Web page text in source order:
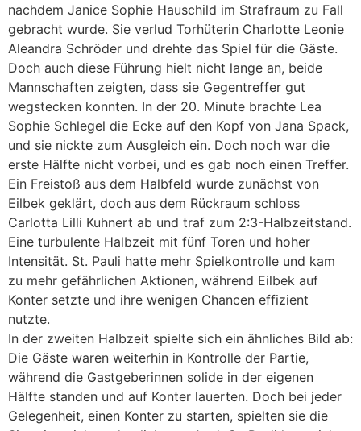
nachdem Janice Sophie Hauschild im Strafraum zu Fall
gebracht wurde. Sie verlud Torhüterin Charlotte Leonie
Aleandra Schröder und drehte das Spiel für die Gäste.
Doch auch diese Führung hielt nicht lange an, beide
Mannschaften zeigten, dass sie Gegentreffer gut
wegstecken konnten. In der 20. Minute brachte Lea
Sophie Schlegel die Ecke auf den Kopf von Jana Spack,
und sie nickte zum Ausgleich ein. Doch noch war die
erste Hälfte nicht vorbei, und es gab noch einen Treffer.
Ein Freistoß aus dem Halbfeld wurde zunächst von
Eilbek geklärt, doch aus dem Rückraum schloss
Carlotta Lilli Kuhnert ab und traf zum 2:3-Halbzeitstand.
Eine turbulente Halbzeit mit fünf Toren und hoher
Intensität. St. Pauli hatte mehr Spielkontrolle und kam
zu mehr gefährlichen Aktionen, während Eilbek auf
Konter setzte und ihre wenigen Chancen effizient
nutzte.
In der zweiten Halbzeit spielte sich ein ähnliches Bild ab:
Die Gäste waren weiterhin in Kontrolle der Partie,
während die Gastgeberinnen solide in der eigenen
Hälfte standen und auf Konter lauerten. Doch bei jeder
Gelegenheit, einen Konter zu starten, spielten sie die